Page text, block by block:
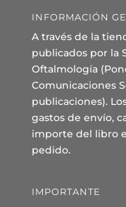
INFORMACIÓN
A través de la
publicados por la
Oftalmología
Comunicaciones
publicaciones).
gastos de envío,
importe del libro
pedido.
IMPORTANTE